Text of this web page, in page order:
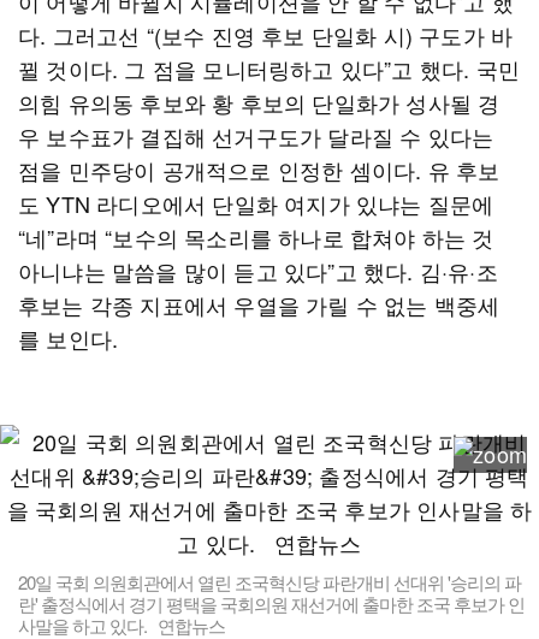
다. 그러고선 “(보수 진영 후보 단일화 시) 구도가 바
뀔 것이다. 그 점을 모니터링하고 있다”고 했다. 국민
의힘 유의동 후보와 황 후보의 단일화가 성사될 경
우 보수표가 결집해 선거구도가 달라질 수 있다는
점을 민주당이 공개적으로 인정한 셈이다. 유 후보
도 YTN 라디오에서 단일화 여지가 있냐는 질문에
“네”라며 “보수의 목소리를 하나로 합쳐야 하는 것
아니냐는 말씀을 많이 듣고 있다”고 했다. 김·유·조
후보는 각종 지표에서 우열을 가릴 수 없는 백중세
를 보인다.
20일 국회 의원회관에서 열린 조국혁신당 파란개비 선대위 '승리의 파
란' 출정식에서 경기 평택을 국회의원 재선거에 출마한 조국 후보가 인
사말을 하고 있다. 연합뉴스